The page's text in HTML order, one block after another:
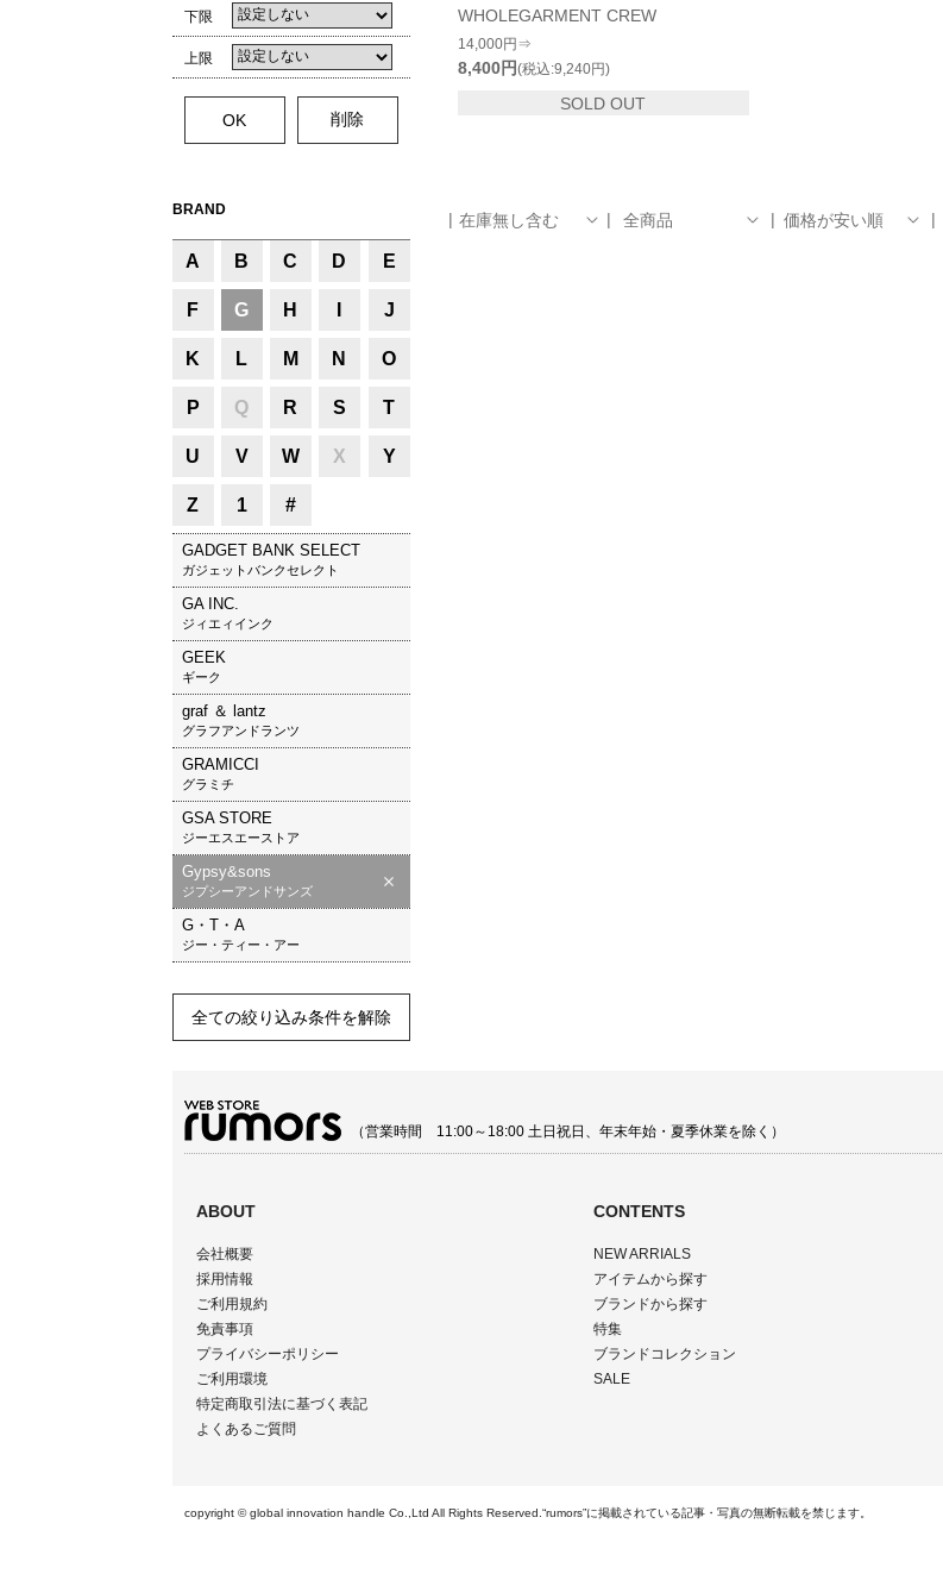
下限
上限
BRAND
A B C D E
F G H J
K L M N O
P Q R S T
U V W X Y
Z 1 #
GADGET BANK SELECT
ガジェットバンクセレクト
GA INC.
ジィエィインク
GEEK
ギーク
graf ＆ lantz
グラフアンドランツ
GRAMICCI
グラミチ
GSA STORE
ジーエスエーストア
Gypsy&sons
ジプシーアンドサンズ
G・T・A
ジー・ティー・アー
全ての絞り込み条件を解除
WHOLEGARMENT CREW
14,000円⇒
8,400円(税込:9,240円)
SOLD OUT
在庫無し含む 全商品 価格が安い順
（営業時間 11:00～18:00 土日祝日、年末年始・夏季休業を除く）
ABOUT
会社概要
採用情報
ご利用規約
免責事項
プライバシーポリシー
ご利用環境
特定商取引法に基づく表記
よくあるご質問
CONTENTS
NEW ARRIALS
アイテムから探す
ブランドから探す
特集
ブランドコレクション
SALE
copyright © global innovation handle Co.,Ltd All Rights Reserved.“rumors”に掲載されている記事・写真の無断転載を禁じます。